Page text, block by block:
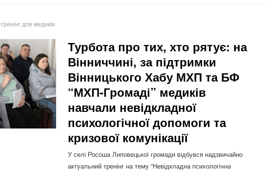
тренінг для медиків
Турбота про тих, хто рятує: на
Вінниччині, за підтримки
Вінницького Хабу МХП та БФ
“МХП-Громаді” медиків
навчали невідкладної
психологічної допомоги та
кризової комунікації
У селі Росоша Липовецької громади відбувся надзвичайно
актуальний тренінг на тему “Невідкладна психологічна